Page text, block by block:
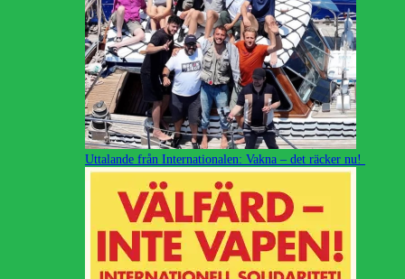
Uttalande från Internationalen: Vakna – det räcker nu!